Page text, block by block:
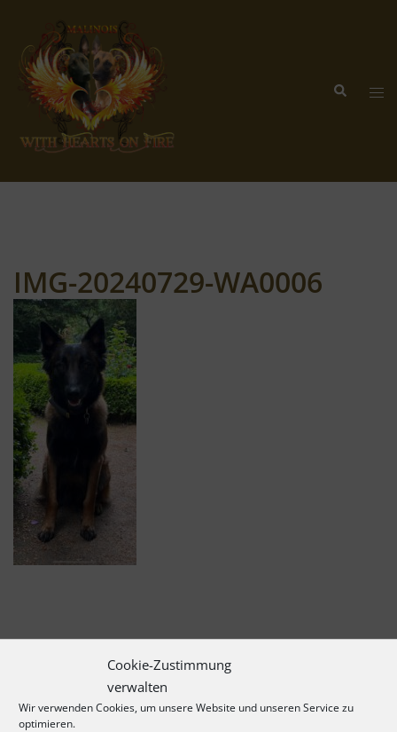
Cookie-Zustimmung
verwalten
Wir verwenden Cookies, um unsere Website und unseren Service zu
optimieren.
springen
Suche
IMG-20240729-WA0006